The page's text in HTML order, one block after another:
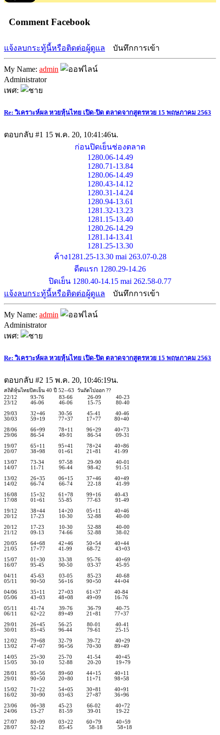
Comment Facebook
แจ้งลบกระทู้นี้หรือติดต่อผู้ดูแล บันทึกการเข้า
My Name: admin
Administrator
เพศ:
Re: วิเคราะห์ผล หวยหุ้นไทย เปิด-ปิด ตลาดจากสูตรหวย 15 พฤษภาคม 2563
ตอบกลับ #1 15 พ.ค. 20, 10:41:46น.
ก่อนปิดเย็นช่องตลาด
1280.06-14.49
1280.71-13.84
1280.06-14.49
1280.43-14.12
1280.31-14.24
1280.94-13.61
1281.32-13.23
1281.15-13.40
1280.26-14.29
1281.14-13.41
1281.25-13.30
ค้าง1281.25-13.30 mai 263.07-0.28
ดีดแรก 1280.29-14.26
ปิดเย็น 1280.40-14.15 mai 262.58-0.77
แจ้งลบกระทู้นี้หรือติดต่อผู้ดูแล
บันทึกการเข้า
My Name: admin
Administrator
เพศ:
Re: วิเคราะห์ผล หวยหุ้นไทย เปิด-ปิด ตลาดจากสูตรหวย 15 พฤษภาคม 2563
ตอบกลับ #2 15 พ.ค. 20, 10:46:19น.
สถิติหุ้นไทยปิดเย็น 40 ปี 52--63 วันถัดไปออก ??
22/12 93-76 83-66 26-09 40-23
23/12 46-06 46-06 15-75 80-40
29/03 32+46 30-56 45-41 40-46
30/03 59+19 77+37 17+77 80+40
28/06 66+99 78+11 96+29 40+73
29/06 86-54 49-91 86-54 09-31
19/07 65+11 95+41 78+24 40+86
20/07 38+98 01+61 21+81 41-99
13/07 73-34 97-58 29-90 40-01
14/07 11-71 96-44 98-42 91-51
13/02 26+35 06+15 37+46 40+49
14/02 66-74 66-74 22-18 41-99
16/08 15+32 61+78 99+16 40-43
17/08 01+61 55-85 77-63 91-49
19/12 38+44 14+20 05+11 40+46
20/12 17-23 10-30 52-88 40-00
20/12 17-23 10-30 52-88 40-00
21/12 09-13 74-66 52-88 38-02
20/05 64+68 42+46 50+54 40+44
21/05 17+77 41-99 68-72 43+03
15/07 01+30 33-38 95-76 40+69
16/07 95-45 90-50 03-37 45-95
04/11 45-63 03-05 85-23 40-68
05/11 90+50 56+16 90+50 44+04
04/06 35+11 27+03 61+37 40-84
05/06 43+03 48+08 49+09 16-76
05/11 41-74 39-76 36-79 40-75
06/11 62+22 89+49 21+81 77+37
29/01 26+45 56-25 80-01 40-41
30/01 85+45 96-44 79-61 25-15
12/02 79+68 32-79 39-72 40+29
13/02 47+07 96+56 70+30 89+49
14/05 25+30 25-70 41-54 40+45
15/05 30-10 52-88 20-20 19+79
28/01 85+56 89+60 44+15 40+11
29/01 90+50 20+80 11+71 98+58
15/02 71+22 54+05 30+81 40+91
16/02 30+90 03+63 27+87 36+96
23/06 06+38 45-23 66-02 40+72
24/06 13-27 81-59 39-01 19-22
27/07 80+99 03+22 60+79 40+59
28/07 52-12 85-45 58-18 58+18